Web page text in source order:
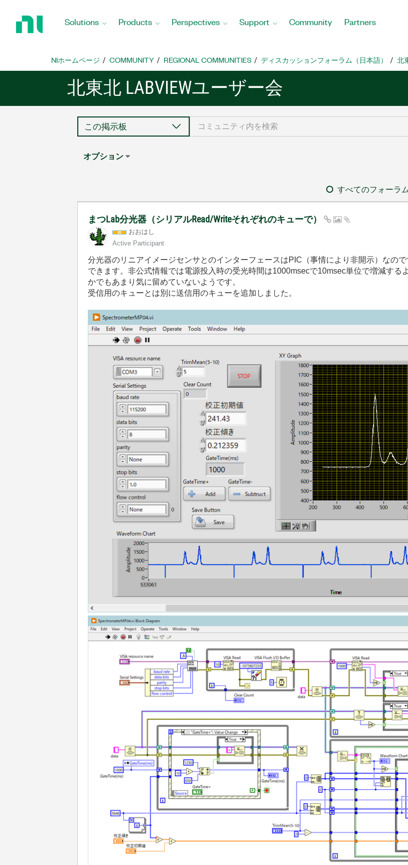
Home
Solutions Products Perspectives Support Community Partners
NIホームページ COMMUNITY REGIONAL COMMUNITIES ディスカッションフォーラム（日本語） 北
北東北 LABVIEWユーザー会
オプション
すべてのフォーラ
まつLab分光器（シリアルRead/Writeそれぞれのキューで）
おおはし
Active Participant
分光器のリニアイメージセンサとのインターフェースはPIC（事情により非開示）なので
できます。非公式情報では電源投入時の受光時間は1000msecで10msec単位で増減する
かでもあまり気に留めていないようです。
受信用のキューとは別に送信用のキューを追加しました。